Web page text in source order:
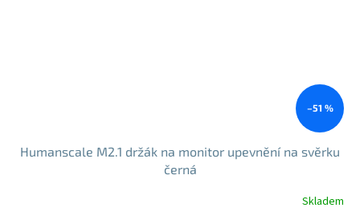
–51 %
Humanscale M2.1 držák na monitor upevnění na svěrku
černá
Skladem